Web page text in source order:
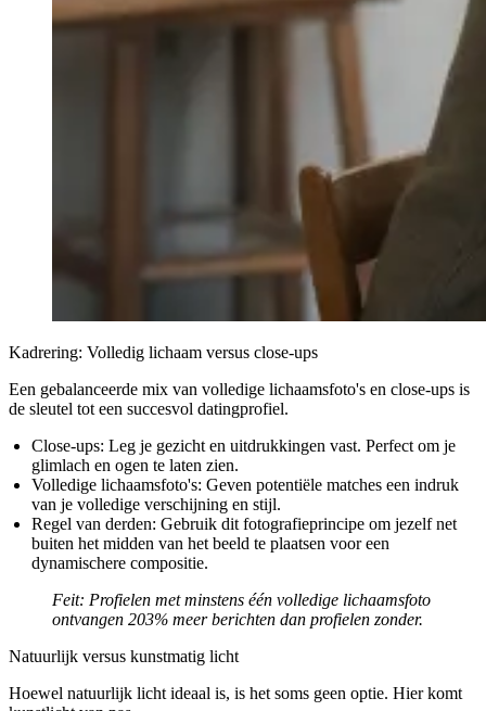
Kadrering: Volledig lichaam versus close-ups
Een gebalanceerde mix van volledige lichaamsfoto's en close-ups is
de sleutel tot een succesvol datingprofiel.
Close-ups: Leg je gezicht en uitdrukkingen vast. Perfect om je
glimlach en ogen te laten zien.
Volledige lichaamsfoto's: Geven potentiële matches een indruk
van je volledige verschijning en stijl.
Regel van derden: Gebruik dit fotografieprincipe om jezelf net
buiten het midden van het beeld te plaatsen voor een
dynamischere compositie.
Feit: Profielen met minstens één volledige lichaamsfoto
ontvangen 203% meer berichten dan profielen zonder.
Natuurlijk versus kunstmatig licht
Hoewel natuurlijk licht ideaal is, is het soms geen optie. Hier komt